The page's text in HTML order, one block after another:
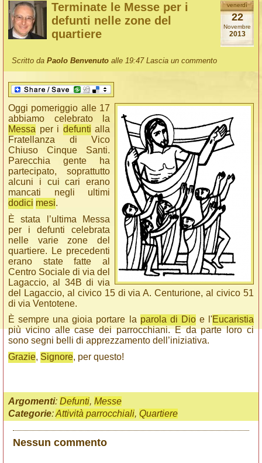
venerdì
22
Novembre
2013
Terminate le Messe per i
defunti nelle zone del
quartiere
Scritto daPaolo Benvenuto alle 19:47Lascia un commento
Oggi pomeriggio alle 17
abbiamo celebrato la
Messa per i defunti alla
Fratellanza di Vico
Chiuso Cinque Santi.
Parecchia gente ha
partecipato, soprattutto
alcuni i cui cari erano
mancati negli ultimi
dodici mesi.
È stata l’ultima Messa
per i defunti celebrata
nelle varie zone del
quartiere. Le precedenti
erano state fatte al
Centro Sociale di via del
Lagaccio, al 34B di via
del Lagaccio, al civico 15 di via A. Centurione, al civico 51
di via Ventotene.
È sempre una gioia portare la parola di Dioe l'Eucaristia
più vicino alle case dei parrocchiani. E da parte loro ci
sono segni belli di apprezzamento dell’iniziativa.
Grazie, Signore, per questo!
Argomenti: Defunti, Messe
Categorie:Attività parrocchiali, Quartiere
Nessun commento